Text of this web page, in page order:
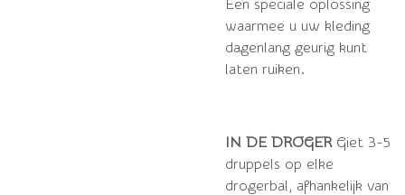
Een speciale oplossing
waarmee u uw kleding
dagenlang geurig kunt
laten ruiken.
IN DE DROGER Giet 3-5
druppels op elke
drogerbal, afhankelijk van